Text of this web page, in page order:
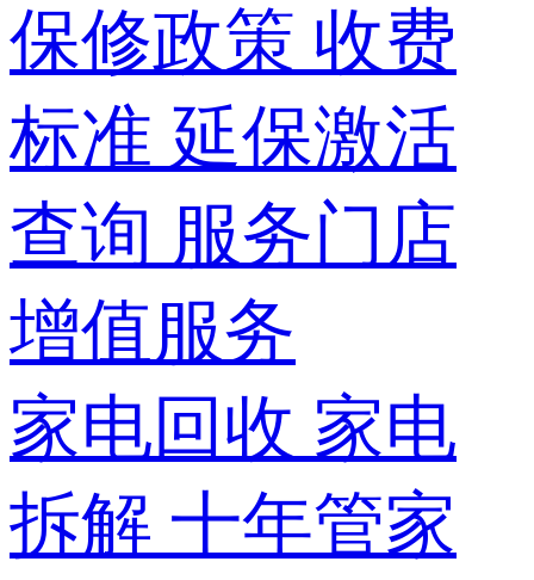
保修政策 收费
标准 延保激活
查询 服务门店
增值服务
家电回收 家电
拆解 十年管家